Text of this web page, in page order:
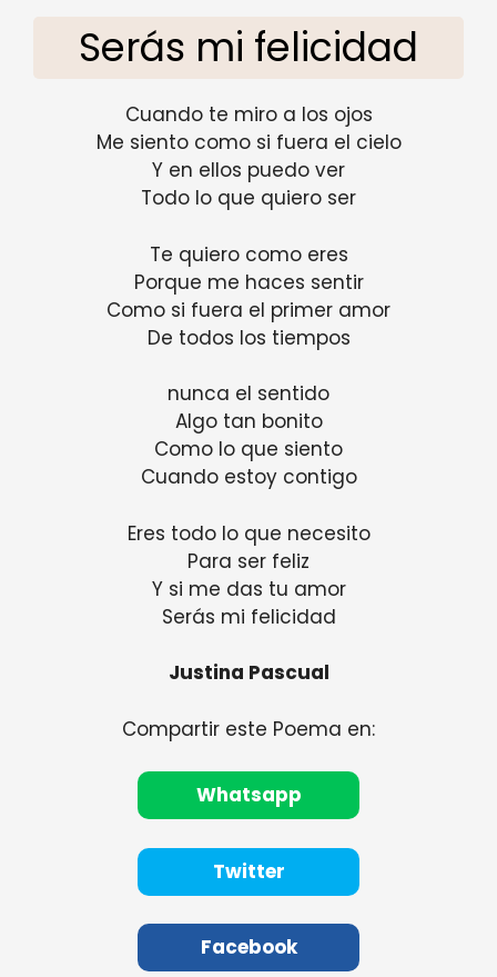
Serás mi felicidad
Cuando te miro a los ojos
Me siento como si fuera el cielo
Y en ellos puedo ver
Todo lo que quiero ser
Te quiero como eres
Porque me haces sentir
Como si fuera el primer amor
De todos los tiempos
nunca el sentido
Algo tan bonito
Como lo que siento
Cuando estoy contigo
Eres todo lo que necesito
Para ser feliz
Y si me das tu amor
Serás mi felicidad
Justina Pascual
Compartir este Poema en:
Whatsapp
Twitter
Facebook